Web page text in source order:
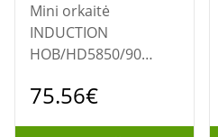
Mini orkaitė
INDUCTION
HOB/HD5850/90
75.56€